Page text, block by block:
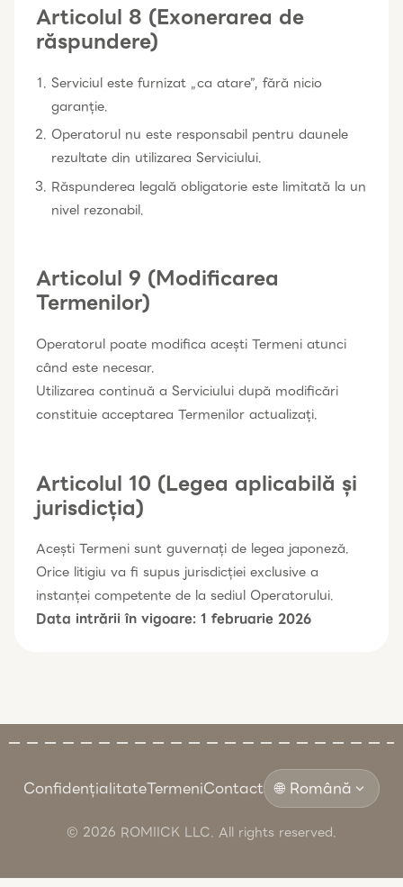
Articolul 8 (Exonerarea de
răspundere)
Serviciul este furnizat „ca atare”, fără nicio
garanție.
Operatorul nu este responsabil pentru daunele
rezultate din utilizarea Serviciului.
Răspunderea legală obligatorie este limitată la un
nivel rezonabil.
Articolul 9 (Modificarea
Termenilor)
Operatorul poate modifica acești Termeni atunci
când este necesar.
Utilizarea continuă a Serviciului după modificări
constituie acceptarea Termenilor actualizați.
Articolul 10 (Legea aplicabilă și
jurisdicția)
Acești Termeni sunt guvernați de legea japoneză.
Orice litigiu va fi supus jurisdicției exclusive a
instanței competente de la sediul Operatorului.
Data intrării în vigoare: 1 februarie 2026
ConfidențialitateTermeniContact 🌐 Română expand_more
© 2026 ROMIICK LLC. All rights reserved.